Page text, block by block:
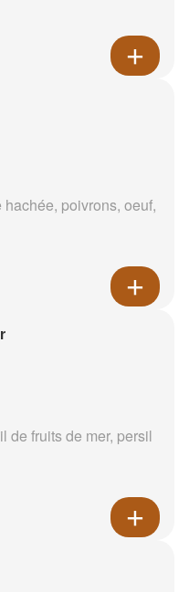
poivrons, oeuf,
de fruits de mer, persil